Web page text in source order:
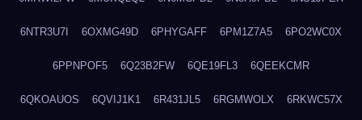
6NTR3U7I 6OXMG49D 6PHYGAFF 6PM1Z7A5 6PO2WC0X
6PPNPOF5 6Q23B2FW 6QE19FL3 6QEEKCMR
6QKOAUOS 6QVIJ1K1 6R431JL5 6RGMWOLX 6RKWC57X